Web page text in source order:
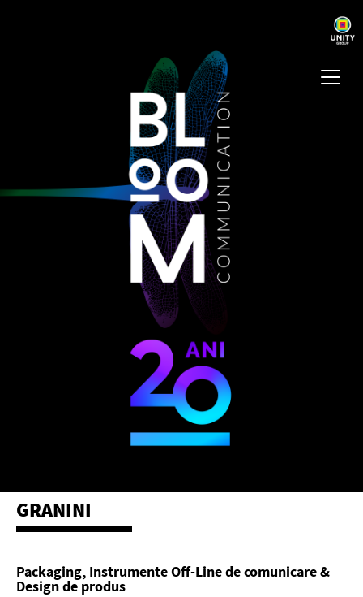
GRANINI
Packaging, Instrumente Off-Line de comunicare &
Design de produs